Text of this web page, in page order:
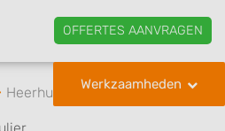
OFFERTES AANVRAGEN
Werkzaamheden
Heerhugowaard